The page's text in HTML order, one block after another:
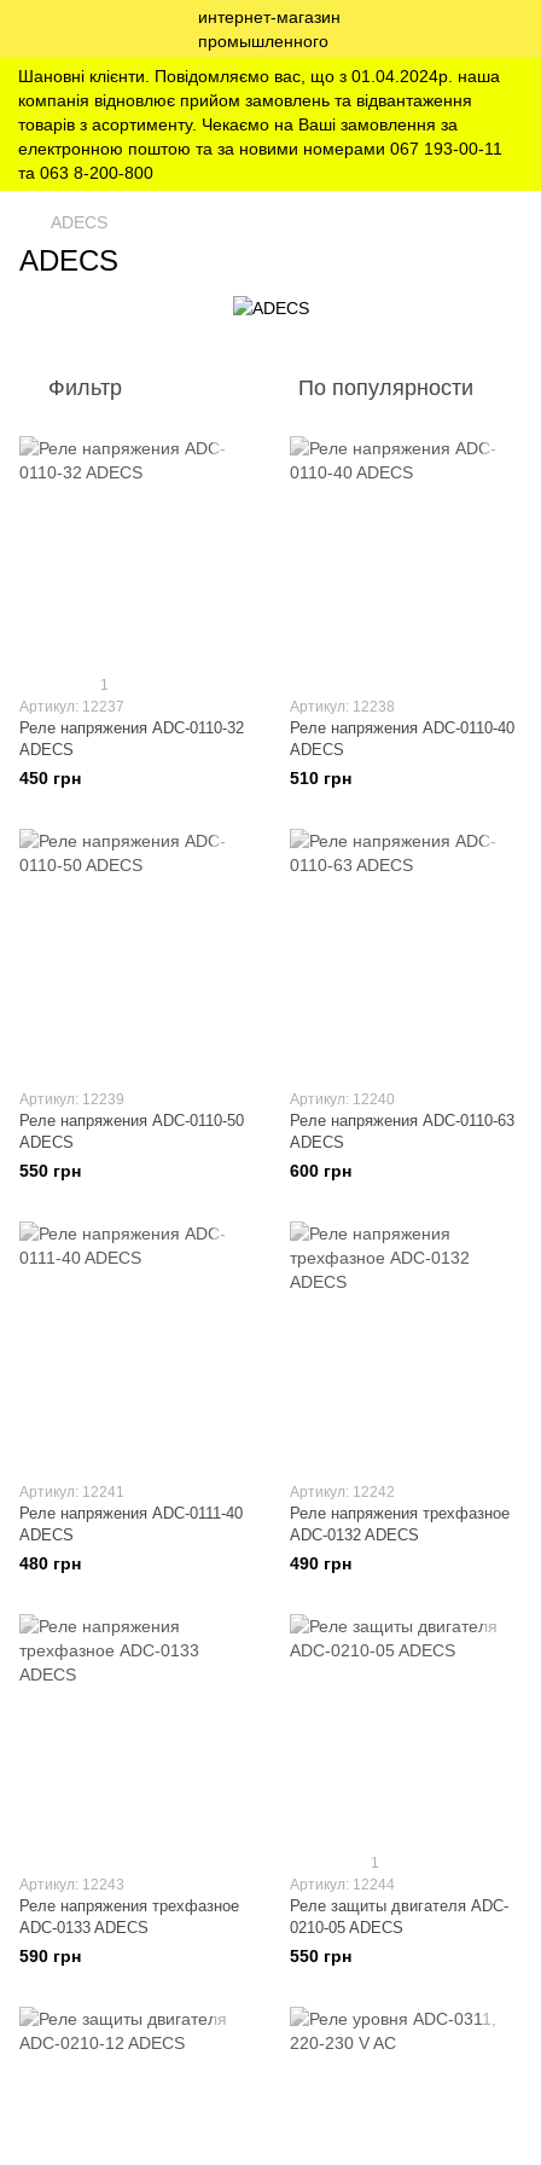
Шановні клієнти. Повідомляємо вас, що з 01.04.2024р. наша
компанія відновлює прийом замовлень та відвантаження
товарів з асортименту. Чекаємо на Ваші замовлення за
електронною поштою та за новими номерами 067 193-00-11
та 063 8-200-800
ADECS
ADECS
Фильтр По популярности
1
Артикул: 12237
Реле напряжения ADC-0110-32
ADECS
450 грн
Артикул: 12238
Реле напряжения ADC-0110-40
ADECS
510 грн
Артикул: 12239
Реле напряжения ADC-0110-50
ADECS
550 грн
Артикул: 12240
Реле напряжения ADC-0110-63
ADECS
600 грн
Артикул: 12241
Реле напряжения ADC-0111-40
ADECS
480 грн
Артикул: 12242
Реле напряжения трехфазное
ADC-0132 ADECS
490 грн
Артикул: 12243
Реле напряжения трехфазное
ADC-0133 ADECS
590 грн
1
Артикул: 12244
Реле защиты двигателя ADC-
0210-05 ADECS
550 грн